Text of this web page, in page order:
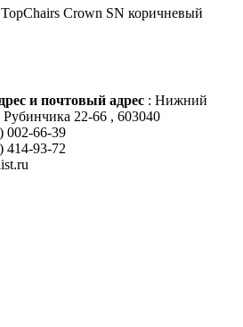
и почтовый адрес : Нижний
22-66 , 603040
002-66-39
414-93-72